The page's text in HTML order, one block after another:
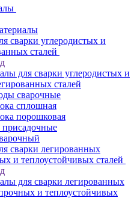
сварки углеродистых и
сталей
для сварки углеродистых и
сталей
сварочные
сплошная
порошковая
сварки легированных
и теплоустойчивых сталей
для сварки легированных
и теплоустойчивых